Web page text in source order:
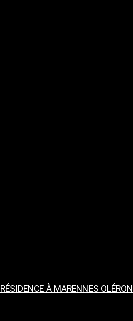
RÉSIDENCE À MARENNES OLÉRON